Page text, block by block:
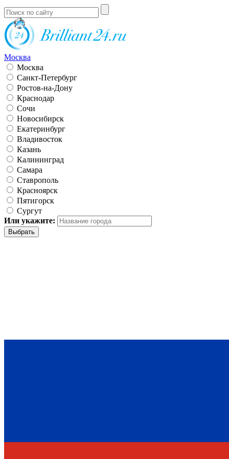
Москва
Москва
Санкт-Петербург
Ростов-на-Дону
Краснодар
Сочи
Новосибирск
Екатеринбург
Владивосток
Казань
Калининград
Самара
Ставрополь
Красноярск
Пятигорск
Сургут
Или укажите: